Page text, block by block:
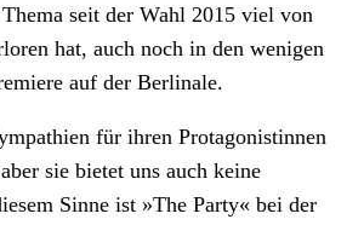
seit der Wahl 2015 viel von
hat, auch noch in den wenigen
auf der Berlinale.
für ihren Protagonistinnen
sie bietet uns auch keine
Sinne ist »The Party« bei der